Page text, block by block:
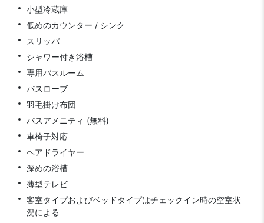
小型冷蔵庫
低めのカウンター / シンク
スリッパ
シャワー付き浴槽
専用バスルーム
バスローブ
羽毛掛け布団
バスアメニティ (無料)
車椅子対応
ヘアドライヤー
深めの浴槽
薄型テレビ
客室タイプおよびベッドタイプはチェックイン時の空室状
況による